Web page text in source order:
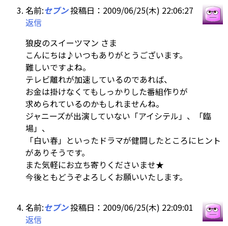
名前:セブン投稿日：2009/06/25(木) 22:06:27
返信
狼皮のスイーツマン さま
こんにちは♪いつもありがとうございます。
難しいですよね。
テレビ離れが加速しているのであれば、
お金は掛けなくてもしっかりした番組作りが
求められているのかもしれませんね。
ジャニーズが出演していない「アイシテル」、「臨
場」、
「白い春」といったドラマが健闘したところにヒント
がありそうです。
また気軽にお立ち寄りくださいませ★
今後ともどうぞよろしくお願いいたします。
名前:セブン投稿日：2009/06/25(木) 22:09:01
返信